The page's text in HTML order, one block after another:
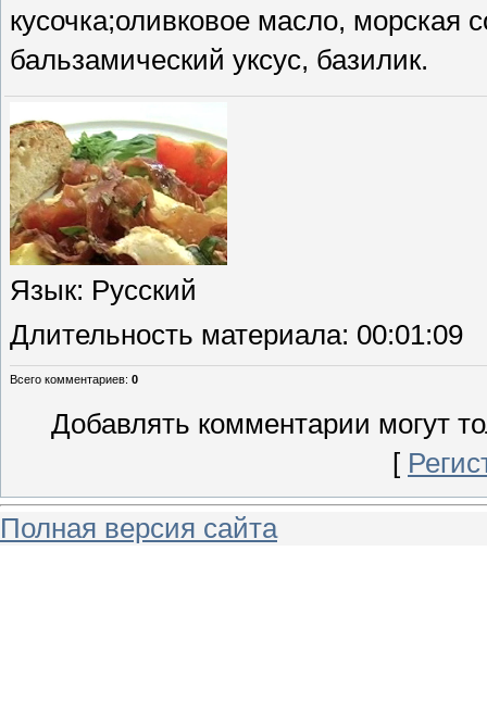
кусочка;оливковое масло, морская
бальзамический уксус, базилик.
Язык: Русский
Длительность материала: 00:01:09
Всего комментариев: 0
Добавлять комментарии могут
[
Полная версия сайта